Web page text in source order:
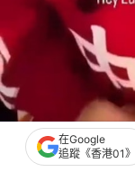
曲婉婷開通抖音帳號試
在Google
追蹤《香港01》